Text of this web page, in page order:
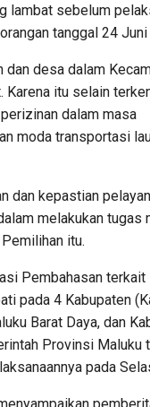
lambat sebelum
tanggal 24 Juni
dan desa dalam
itu selain
dalam masa
moda transportasi
dan kepastian
melakukan tugas
itu.
Pembahasan terkait
pada 4 Kabupaten
Barat Daya, dan
Provinsi Maluku
pada